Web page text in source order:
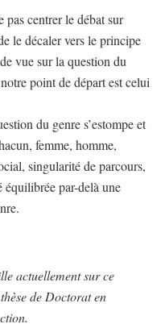
pas centrer le débat sur
le décaler vers le principe
vue sur la question du
point de départ est celui
du genre s’estompe et
femme, homme,
singularité de parcours,
par-delà une
actuellement sur ce
de Doctorat en